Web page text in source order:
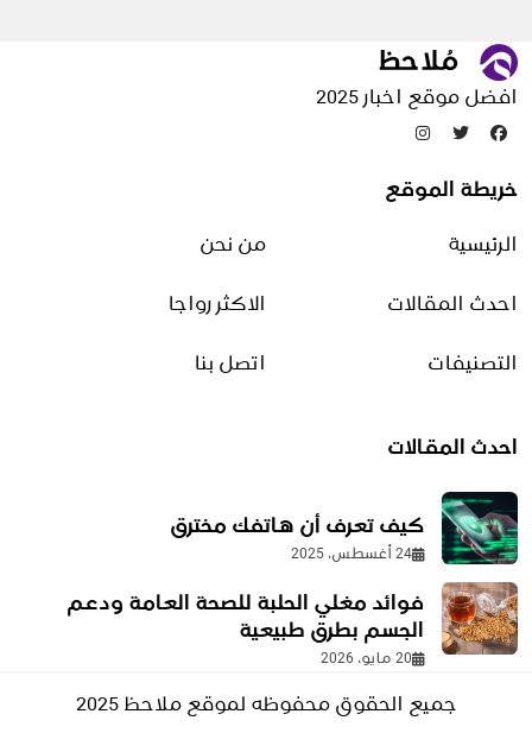
الأسرة
شؤون منزلية
طرق التحسين
طرق الربح من الإنترنت
منصات البيع
التعليم والتقنية
افضل موقع اخبار 2025
خريطة الموقع
الرئيسية من نحن
احدث المقالات الاكثر رواجا
التصنيفات اتصل بنا
احدث المقالات
كيف تعرف أن هاتفك مخترق
24 أغسطس، 2025
فوائد مغلي الحلبة للصحة العامة ودعم
الجسم بطرق طبيعية
20 مايو، 2026
جميع الحقوق محفوظه لموقع ملاحظ 2025